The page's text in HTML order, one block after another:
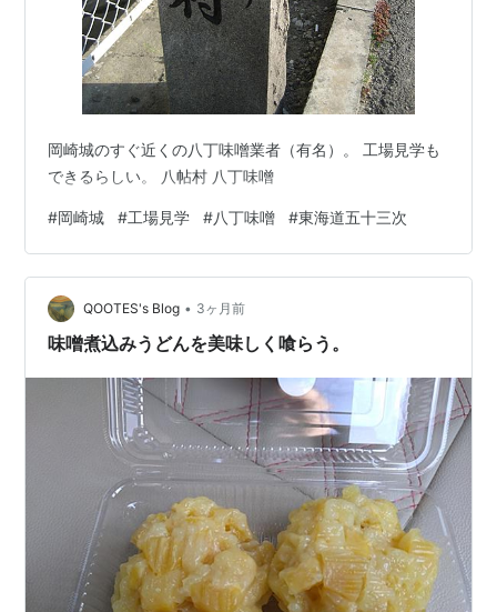
岡崎城のすぐ近くの八丁味噌業者（有名）。 工場見学も
できるらしい。 八帖村 八丁味噌
#岡崎城 #工場見学 #八丁味噌 #東海道五十三次
QOOTES's Blog • 3ヶ月前
味噌煮込みうどんを美味しく喰らう。